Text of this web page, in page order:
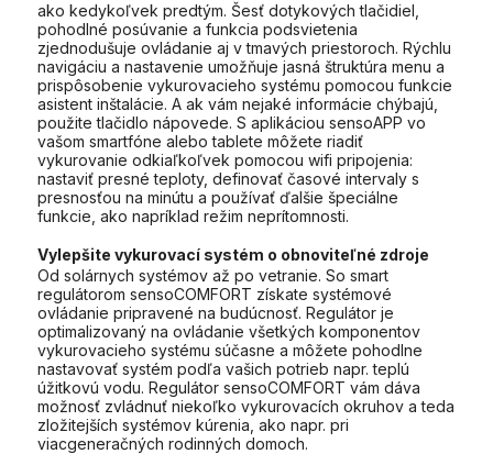
ako kedykoľvek predtým. Šesť dotykových tlačidiel,
pohodlné posúvanie a funkcia podsvietenia
zjednodušuje ovládanie aj v tmavých priestoroch. Rýchlu
navigáciu a nastavenie umožňuje jasná štruktúra menu a
prispôsobenie vykurovacieho systému pomocou funkcie
asistent inštalácie. A ak vám nejaké informácie chýbajú,
použite tlačidlo nápovede. S aplikáciou sensoAPP vo
vašom smartfóne alebo tablete môžete riadiť
vykurovanie odkiaľkoľvek pomocou wifi pripojenia:
nastaviť presné teploty, definovať časové intervaly s
presnosťou na minútu a používať ďalšie špeciálne
funkcie, ako napríklad režim neprítomnosti.
Vylepšite vykurovací systém o obnoviteľné zdroje
Od solárnych systémov až po vetranie. So smart
regulátorom sensoCOMFORT získate systémové
ovládanie pripravené na budúcnosť. Regulátor je
optimalizovaný na ovládanie všetkých komponentov
vykurovacieho systému súčasne a môžete pohodlne
nastavovať systém podľa vašich potrieb napr. teplú
úžitkovú vodu. Regulátor sensoCOMFORT vám dáva
možnosť zvládnuť niekoľko vykurovacích okruhov a teda
zložitejších systémov kúrenia, ako napr. pri
viacgeneračných rodinných domoch.